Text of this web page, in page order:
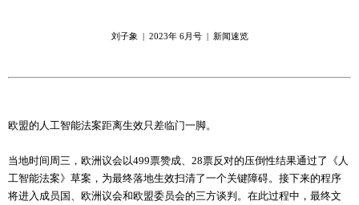
刘子象 | 2023年 6月号 | 新闻速览
欧盟的人工智能法案距离生效只差临门一脚。
当地时间周三，欧洲议会以499票赞成、28票反对的压倒性结果通过了《人
工智能法案》草案，为最终落地生效扫清了一个关键障碍。接下来的程序
将进入成员国、欧洲议会和欧盟委员会的三方谈判。在此过程中，最终文